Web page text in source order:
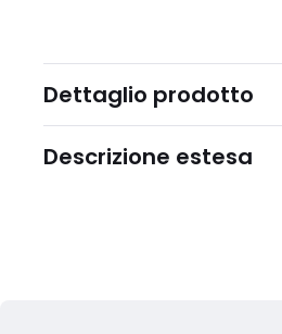
Dettaglio prodotto
Descrizione estesa